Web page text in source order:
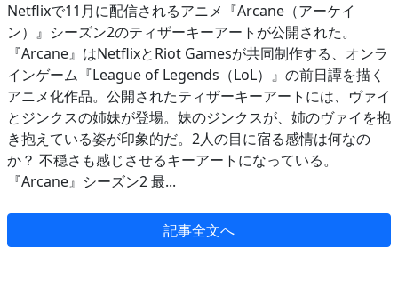
Netflixで11月に配信されるアニメ『Arcane（アーケイ
ン）』シーズン2のティザーキーアートが公開された。
『Arcane』はNetflixとRiot Gamesが共同制作する、オンラ
インゲーム『League of Legends（LoL）』の前日譚を描く
アニメ化作品。公開されたティザーキーアートには、ヴァイ
とジンクスの姉妹が登場。妹のジンクスが、姉のヴァイを抱
き抱えている姿が印象的だ。2人の目に宿る感情は何なの
か？ 不穏さも感じさせるキーアートになっている。
『Arcane』シーズン2 最...
記事全文へ